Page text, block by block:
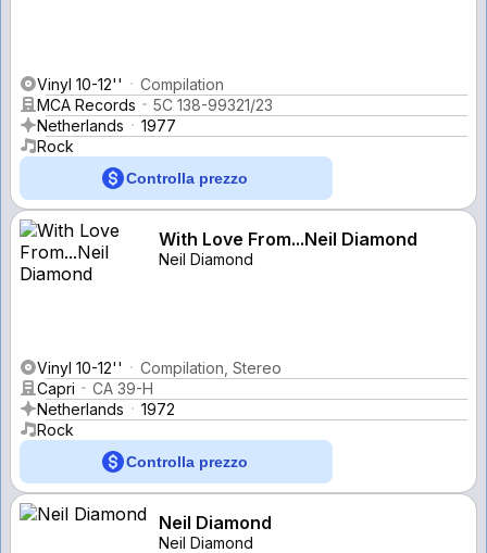
Vinyl 10-12''
Compilation
MCA Records
5C 138-99321/23
Netherlands
1977
Rock
Controlla prezzo
With Love From...Neil Diamond
Neil Diamond
Vinyl 10-12''
Compilation, Stereo
Capri
CA 39-H
Netherlands
1972
Rock
Controlla prezzo
Neil Diamond
Neil Diamond